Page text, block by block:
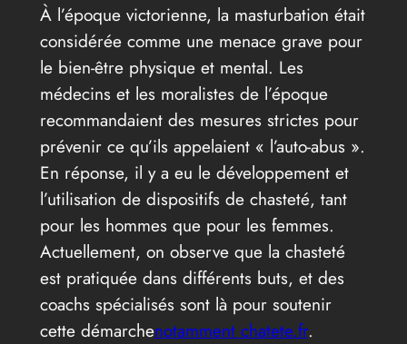
À l’époque victorienne, la masturbation était
considérée comme une menace grave pour
le bien-être physique et mental. Les
médecins et les moralistes de l’époque
recommandaient des mesures strictes pour
prévenir ce qu’ils appelaient « l’auto-abus ».
En réponse, il y a eu le développement et
l’utilisation de dispositifs de chasteté, tant
pour les hommes que pour les femmes.
Actuellement, on observe que la chasteté
est pratiquée dans différents buts, et des
coachs spécialisés sont là pour soutenir
cette démarchenotamment chatete.fr.